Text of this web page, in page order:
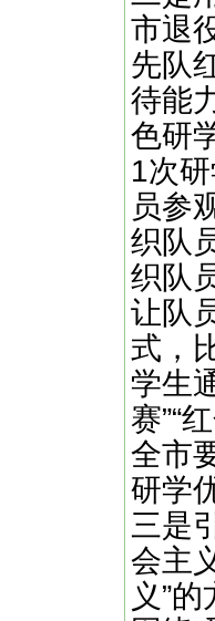
市退
先队
待能
色研
1次
员参
织队
织队
让队
式，
学生
赛”“
全市
研学
三是
会主
义”